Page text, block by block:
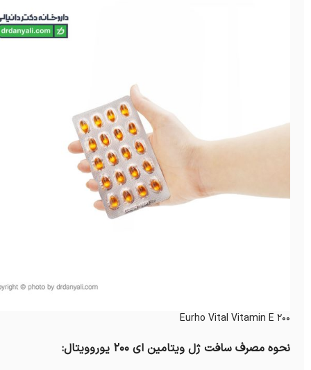
Eurho Vital Vitamin E 200
نحوه مصرف سافت ژل ویتامین ای 200 یوروویتال: